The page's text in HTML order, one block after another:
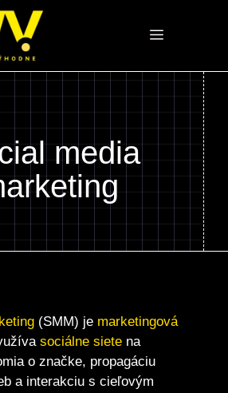
Menu
media
(SMM) je marketingová
sociálne siete na
o značke, propagáciu
a interakciu s cieľovým